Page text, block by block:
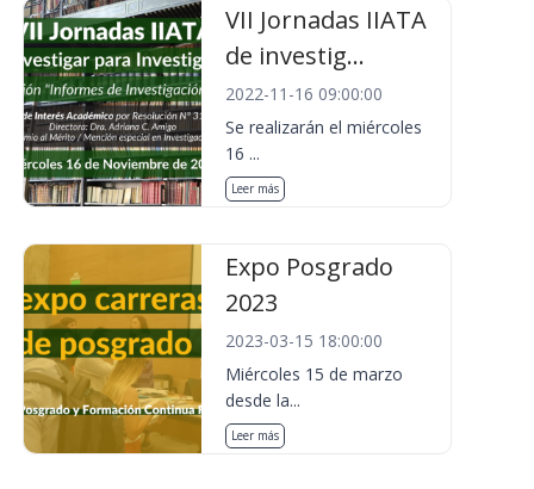
VII Jornadas IIATA
de investig...
2022-11-16 09:00:00
Se realizarán el miércoles
16 ...
Leer más
Expo Posgrado
2023
2023-03-15 18:00:00
Miércoles 15 de marzo
desde la...
Leer más